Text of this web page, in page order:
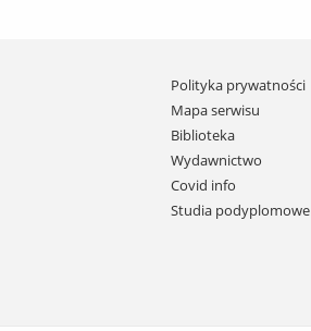
Pomiń
nawigację
i
przejdź
do
treści
Polityka prywatności
Mapa serwisu
Biblioteka
Wydawnictwo
Covid info
Studia podyplomowe